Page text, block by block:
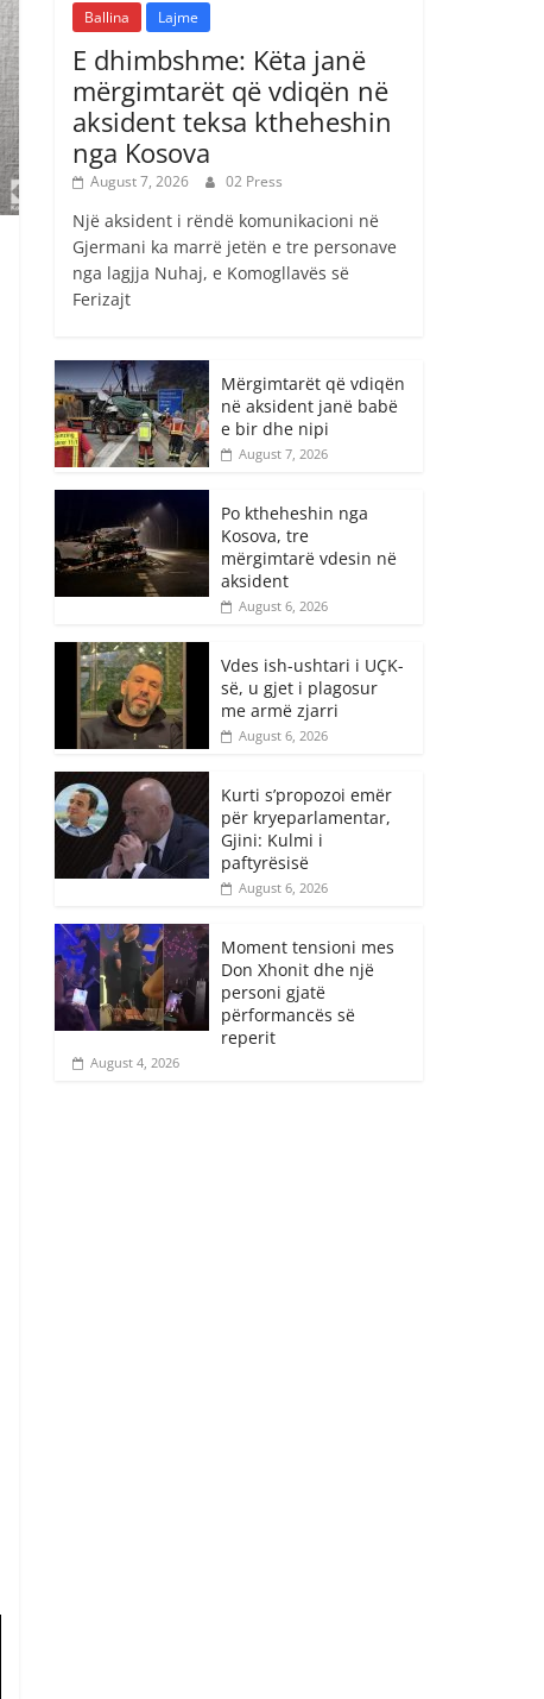
Ballina Lajme
E dhimbshme: Këta janë
mërgimtarët që vdiqën në
aksident teksa ktheheshin
nga Kosova
August 7, 2026 02 Press
Një aksident i rëndë komunikacioni në
Gjermani ka marrë jetën e tre personave
nga lagjja Nuhaj, e Komogllavës së
Ferizajt
Mërgimtarët që vdiqën
në aksident janë babë
e bir dhe nipi
August 7, 2026
Po ktheheshin nga
Kosova, tre
mërgimtarë vdesin në
aksident
August 6, 2026
Vdes ish-ushtari i UÇK-
së, u gjet i plagosur
me armë zjarri
August 6, 2026
Kurti s’propozoi emër
për kryeparlamentar,
Gjini: Kulmi i
paftyrësisë
August 6, 2026
Moment tensioni mes
Don Xhonit dhe një
personi gjatë
përformancës së
reperit
August 4, 2026